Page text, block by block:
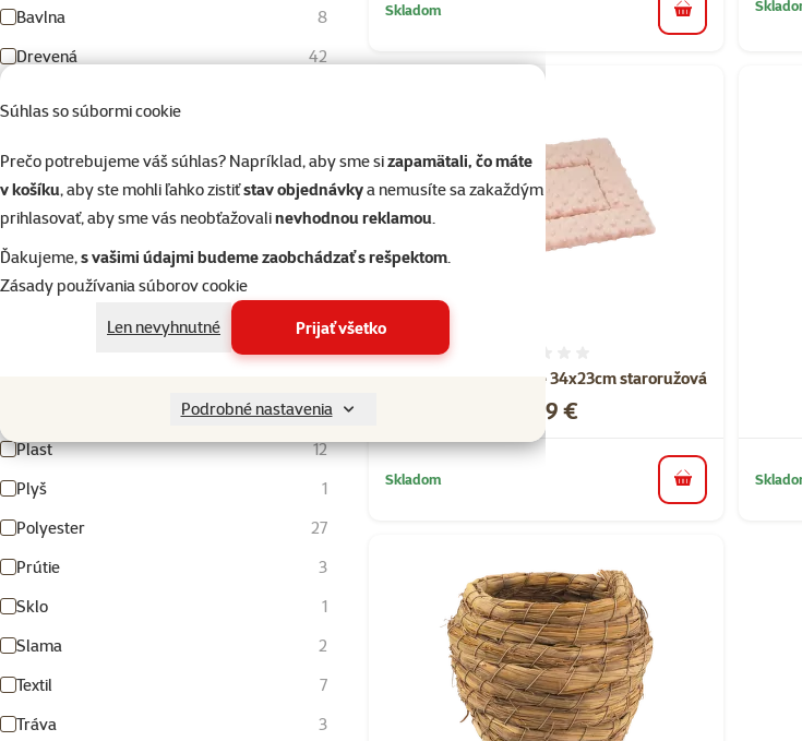
Súhlas so súbormi cookie
Prečo potrebujeme váš súhlas? Napríklad, aby sme sizapamätali, čo máte
v košíku, aby ste mohli ľahko zistiťstav objednávkya nemusíte sa zakaždým
prihlasovať, aby sme vás neobťažovalinevhodnou reklamou.
Ďakujeme,s vašimi údajmi budeme zaobchádzať s rešpektom.
Zásady používania súborov cookie
Len nevyhnutné
Prijať všetko
Podrobné nastavenia
Bavlna
8
Drevená
42
Keramika
Kokosové vlákno
1
Kov
5
Nerez
2
2
Plast
12
Plyš
1
Polyester
27
Prútie
3
Sklo
1
Slama
2
Textil
7
Tráva
3
Skladom do košíka
Poduška pre hlodavce 34x23cm staroružová
Cena
9,99 €
Skladom do košíka